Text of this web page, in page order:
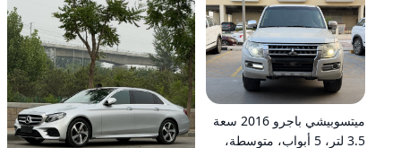
ميتسوبيشي باجرو 2016 سعة
3.5 لتر، 5 أبواب، متوسطة،